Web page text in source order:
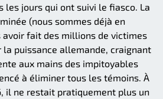
les jours qui ont suivi le fiasco. La
(nous sommes déjà en
avoir fait des millions de victimes
puissance allemande, craignant
aux mains des impitoyables
à éliminer tous les témoins. À
il ne restait pratiquement plus un